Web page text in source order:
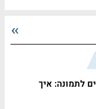
לתמונה: איך